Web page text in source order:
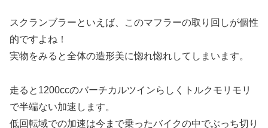
スクランブラーといえば、このマフラーの取り回しが個性
的ですよね！
実物をみると全体の造形美に惚れ惚れしてしまいます。
走ると1200ccのバーチカルツインらしくトルクモリモリ
で半端ない加速します。
低回転域での加速は今まで乗ったバイクの中でぶっち切り